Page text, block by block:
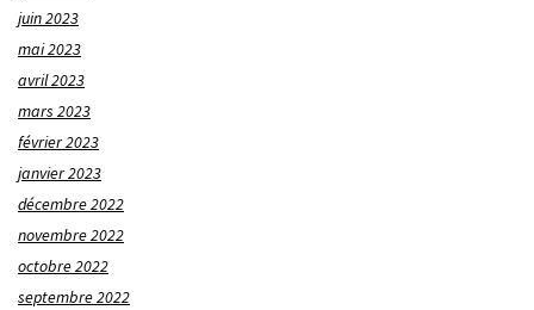
juin 2023
mai 2023
avril 2023
mars 2023
février 2023
janvier 2023
décembre 2022
novembre 2022
octobre 2022
septembre 2022